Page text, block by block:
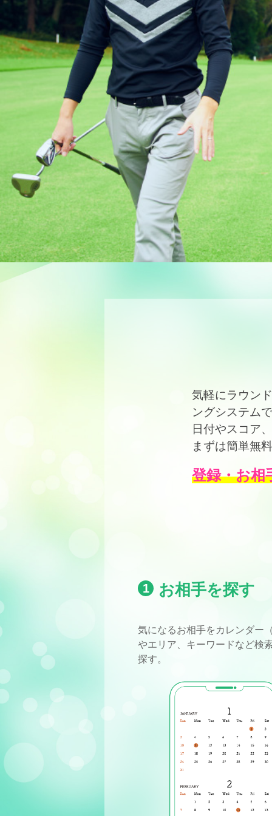
気軽にラウン
ングシステム
日付やスコア
まずは簡単無
登録・お相
1 お相手を探す
気になるお相手をカレンダー
やエリア、キーワードなど検
探す。